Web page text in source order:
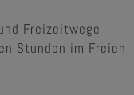
Freizeitwege
Stunden im Freien